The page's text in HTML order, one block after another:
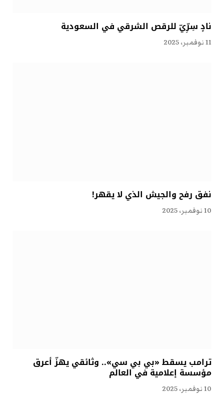
نادٍ سِرِّيّ للرقص الشرقي في السعودية
11 نوفمبر، 2025
نفق رفح والجيش الذي لا يقهر!
10 نوفمبر، 2025
ترامب يسقط «بي بي سي».. وثائقي يهزّ أعرق
مؤسسة إعلامية في العالم
10 نوفمبر، 2025